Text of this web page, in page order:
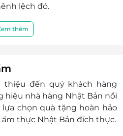
lệch đó.
hàng.
hàng yêu cầu.
nhiệm bảo mật thông tin
khi đặt mua. LifeLink sẽ
hoàn trả các mã thẻ bị
"Đã sử dụng" với bất kỳ lý
thêm
thiệu đến quý khách hàng
hiệu nhà hàng Nhật Bản nổi
chọn quà tặng hoàn hảo
thực Nhật Bản đích thực.